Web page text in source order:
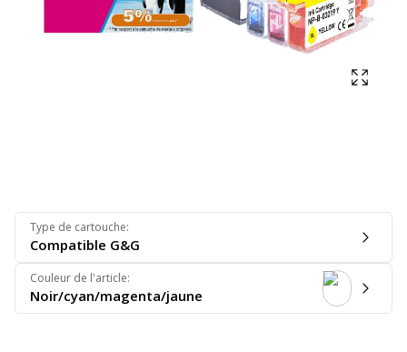
Type de cartouche:
Compatible G&G
Couleur de l'article:
Noir/cyan/magenta/jaune